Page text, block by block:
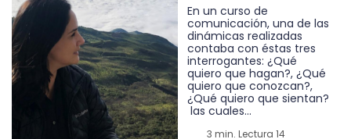
En un curso de
comunicación, una de las
dinámicas realizadas
contaba con éstas tres
interrogantes: ¿Qué
quiero que hagan?, ¿Qué
quiero que conozcan?,
¿Qué quiero que sientan?
las cuales...
3 min. Lectura 14